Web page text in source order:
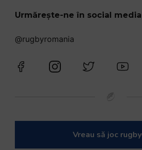
Urmărește-ne în social media
@rugbyromania
Vreau să joc rugby